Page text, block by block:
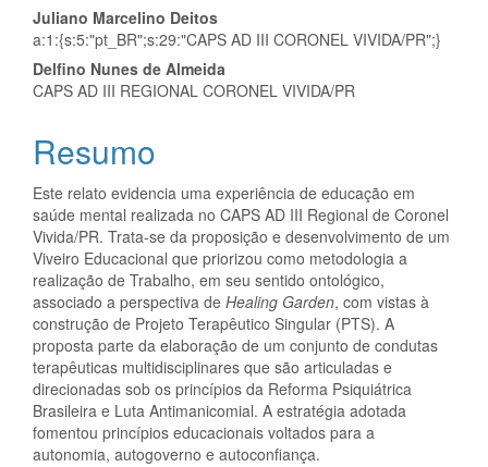
Conteúdo
do
artigo
principal
Juliano Marcelino Deitos
a:1:{s:5:"pt_BR";s:29:"CAPS AD III CORONEL VIVIDA/PR";}
Delfino Nunes de Almeida
CAPS AD III REGIONAL CORONEL VIVIDA/PR
Resumo
Este relato evidencia uma experiência de educação em
saúde mental realizada no CAPS AD III Regional de Coronel
Vivida/PR. Trata-se da proposição e desenvolvimento de um
Viveiro Educacional que priorizou como metodologia a
realização de Trabalho, em seu sentido ontológico,
associado a perspectiva de Healing Garden, com vistas à
construção de Projeto Terapêutico Singular (PTS). A
proposta parte da elaboração de um conjunto de condutas
terapêuticas multidisciplinares que são articuladas e
direcionadas sob os princípios da Reforma Psiquiátrica
Brasileira e Luta Antimanicomial. A estratégia adotada
fomentou princípios educacionais voltados para a
autonomia, autogoverno e autoconfiança.